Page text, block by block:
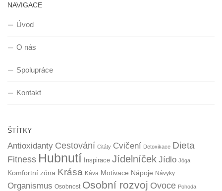
NAVIGACE
Úvod
O nás
Spolupráce
Kontakt
ŠTÍTKY
Antioxidanty Cestování Citáty Cvičení Detoxikace Dieta
Fitness Hubnutí Inspirace Jídelníček Jídlo Jóga
Komfortní zóna Krása Káva Motivace Nápoje Návyky
Organismus Osobnost Osobní rozvoj Ovoce Pohoda